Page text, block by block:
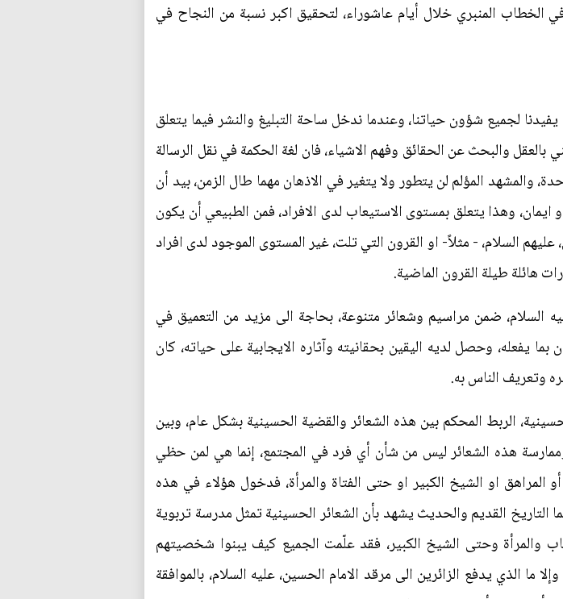
الخطاب المنبري خلال أيام عاشوراء، لتحقيق اكبر نسبة من النجاح في
لجميع شؤون حياتنا، وعندما ندخل ساحة التبليغ والنشر فيما يتعلق
بالعقل والبحث عن الحقائق وفهم الاشياء، فان لغة الحكمة في نقل الرسالة
والمشهد المؤلم لن يتطور ولا يتغير في الاذهان مهما طال الزمن، بيد أن
وهذا يتعلق بمستوى الاستيعاب لدى الافراد، فمن الطبيعي أن يكون
السلام، - مثلاً- او القرون التي تلت، غير المستوى الموجود لدى افراد
هائلة طيلة القرون الماضية.
السلام، ضمن مراسيم وشعائر متنوعة، بحاجة الى مزيد من التعميق في
يفعله، وحصل لديه اليقين بحقانيته وآثاره الايجابية على حياته، كان
وتعريف الناس به.
الربط المحكم بين هذه الشعائر والقضية الحسينية بشكل عام، وبين
هذه الشعائر ليس من شأن أي فرد في المجتمع، إنما هي لمن حظي
المراهق او الشيخ الكبير او حتى الفتاة والمرأة، فدخول هؤلاء في هذه
القديم والحديث يشهد بأن الشعائر الحسينية تمثل مدرسة تربوية
والمرأة وحتى الشيخ الكبير، فقد علّمت الجميع كيف يبنوا شخصيتهم
الذي يدفع الزائرين الى مرقد الامام الحسين، عليه السلام، بالموافقة